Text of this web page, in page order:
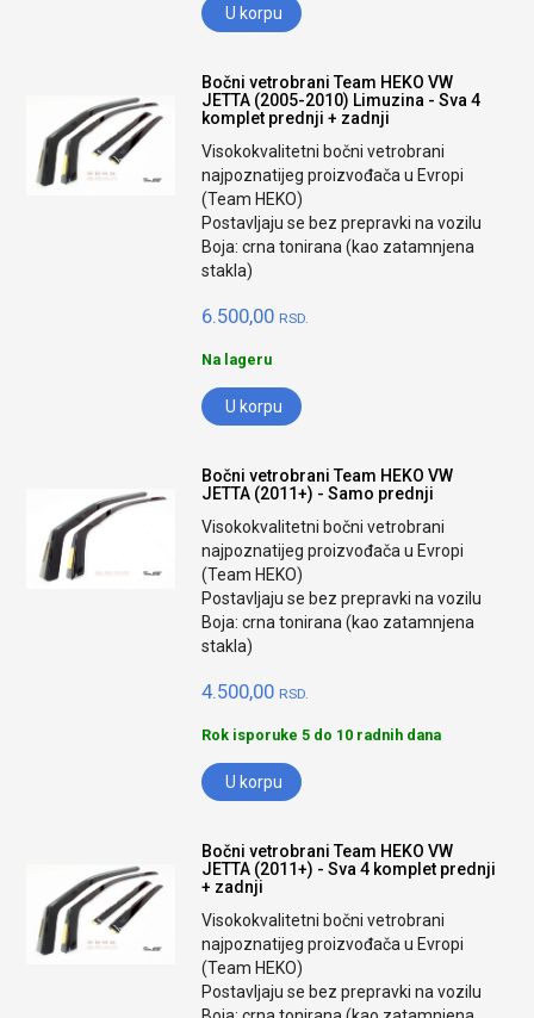
U korpu
Bočni vetrobrani Team HEKO VW
JETTA (2005-2010) Limuzina - Sva 4
komplet prednji + zadnji
Visokokvalitetni bočni vetrobrani
najpoznatijeg proizvođača u Evropi
(Team HEKO)
Postavljaju se bez prepravki na vozilu
Boja: crna tonirana (kao zatamnjena
stakla)
6.500,00 RSD.
Na lageru
U korpu
Bočni vetrobrani Team HEKO VW
JETTA (2011+) - Samo prednji
Visokokvalitetni bočni vetrobrani
najpoznatijeg proizvođača u Evropi
(Team HEKO)
Postavljaju se bez prepravki na vozilu
Boja: crna tonirana (kao zatamnjena
stakla)
4.500,00 RSD.
Rok isporuke 5 do 10 radnih dana
U korpu
Bočni vetrobrani Team HEKO VW
JETTA (2011+) - Sva 4 komplet prednji
+ zadnji
Visokokvalitetni bočni vetrobrani
najpoznatijeg proizvođača u Evropi
(Team HEKO)
Postavljaju se bez prepravki na vozilu